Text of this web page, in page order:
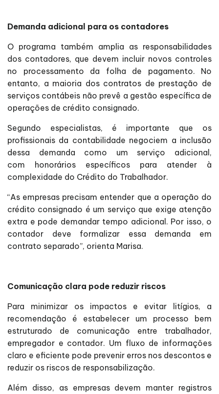
Demanda adicional para os contadores
O programa também amplia as responsabilidades
dos contadores, que devem incluir novos controles
no processamento da folha de pagamento. No
entanto, a maioria dos contratos de prestação de
serviços contábeis não prevê a gestão específica de
operações de crédito consignado.
Segundo especialistas, é importante que os
profissionais da contabilidade negociem a inclusão
dessa demanda como um serviço adicional,
com honorários específicos para atender à
complexidade do Crédito do Trabalhador.
“As empresas precisam entender que a operação do
crédito consignado é um serviço que exige atenção
extra e pode demandar tempo adicional. Por isso, o
contador deve formalizar essa demanda em
contrato separado”, orienta Marisa.
Comunicação clara pode reduzir riscos
Para minimizar os impactos e evitar litígios, a
recomendação é estabelecer um processo bem
estruturado de comunicação entre trabalhador,
empregador e contador. Um fluxo de informações
claro e eficiente pode prevenir erros nos descontos e
reduzir os riscos de responsabilização.
Além disso, as empresas devem manter registros